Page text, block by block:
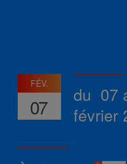
FÉV.
07
du 07
février